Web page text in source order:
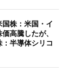
株：米国・イ
高騰したが、
半導体シリコ